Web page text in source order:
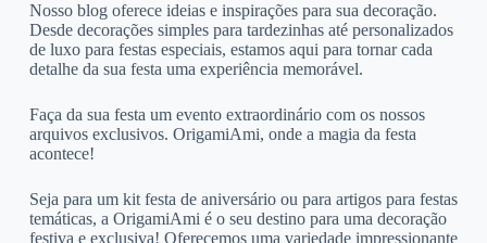
Nosso blog oferece ideias e inspirações para sua decoração.
Desde decorações simples para tardezinhas até personalizados
de luxo para festas especiais, estamos aqui para tornar cada
detalhe da sua festa uma experiência memorável.
Faça da sua festa um evento extraordinário com os nossos
arquivos exclusivos. OrigamiAmi, onde a magia da festa
acontece!
Seja para um kit festa de aniversário ou para artigos para festas
temáticas, a OrigamiAmi é o seu destino para uma decoração
festiva e exclusiva! Oferecemos uma variedade impressionante